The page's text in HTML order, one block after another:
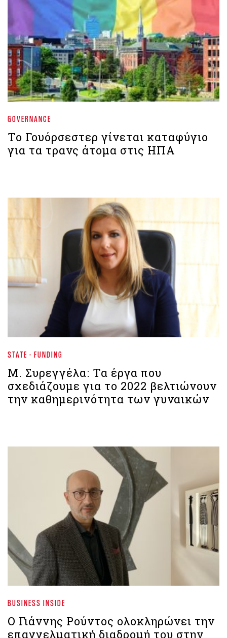
GOVERNANCE
Το Γουόρσεστερ γίνεται καταφύγιο
για τα τρανς άτομα στις ΗΠΑ
STATE - FUNDING
Μ. Συρεγγέλα: Τα έργα που
σχεδιάζουμε για το 2022 βελτιώνουν
την καθημερινότητα των γυναικών
BUSINESS INSIDE
Ο Γιάννης Ρούντος ολοκληρώνει την
επαγγελματική διαδρομή του στην